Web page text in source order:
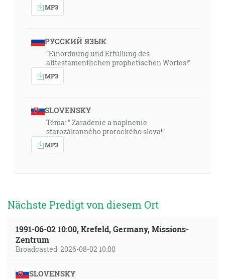
MP3
РУССКИЙ ЯЗЫК
"Einordnung und Erfüllung des
alttestamentlichen prophetischen Wortes!"
MP3
SLOVENSKY
Téma: " Zaradenie a naplnenie
starozákonného prorockého slova!"
MP3
Nächste Predigt von diesem Ort
1991-06-02 10:00, Krefeld, Germany, Missions-
Zentrum
Broadcasted: 2026-08-02 10:00
SLOVENSKY